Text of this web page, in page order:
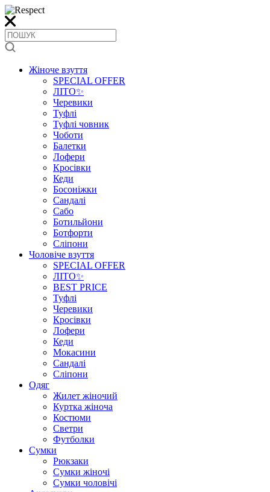
Жіноче взуття
SPECIAL OFFER
ЛІТО✨
Черевики
Туфлі
Туфлі човник
Чоботи
Балетки
Лофери
Кросівки
Кеди
Босоніжки
Сандалі
Сабо
Ботильйони
Ботфорти
Сліпони
Чоловіче взуття
SPECIAL OFFER
ЛІТО✨
BEST PRICE
Туфлі
Черевики
Кросівки
Лофери
Кеди
Мокасини
Сандалі
Сліпони
Одяг
Жилет жіночий
Куртка жіноча
Костюми
Светри
Футболки
Сумки
Рюкзаки
Сумки жіночі
Сумки чоловічі